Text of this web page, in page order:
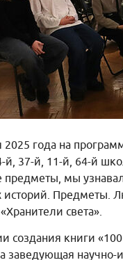
2025 года на
й, 37-й, 11-й, 64-й
мы
историй. Предметы.
света».
создания книги
заведующая